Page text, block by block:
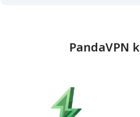
PandaVPN